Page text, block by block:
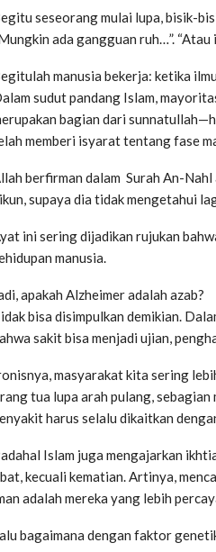
seseorang mulai lupa, bisik-
ada gangguan ruh…”.
manusia bekerja: ketika
sudut pandang Islam,
bagian dari
memberi isyarat tentang fase
berfirman dalam Surah An-
supaya dia tidak mengetahui
ini sering dijadikan rujukan
manusia.
apakah Alzheimer adalah azab?
bisa disimpulkan demikian.
sakit bisa menjadi ujian,
masyarakat kita sering
tua lupa arah pulang, sebagian
harus selalu dikaitkan
Islam juga mengajarkan
kecuali kematian. Artinya,
adalah mereka yang lebih
bagaimana dengan faktor